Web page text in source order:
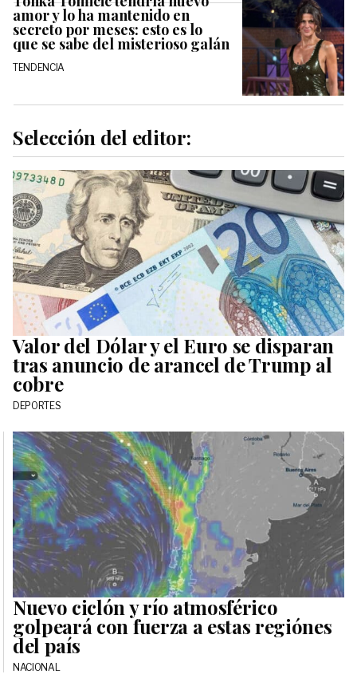
amor y lo ha mantenido en
secreto por meses: esto es lo
que se sabe del misterioso galán
TENDENCIA
Selección del editor:
Valor del Dólar y el Euro se disparan
tras anuncio de arancel de Trump al
cobre
DEPORTES
Nuevo ciclón y río atmosférico
golpeará con fuerza a estas regiónes
del país
NACIONAL